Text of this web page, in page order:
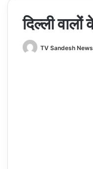
दिल्ली
TV Sandesh News